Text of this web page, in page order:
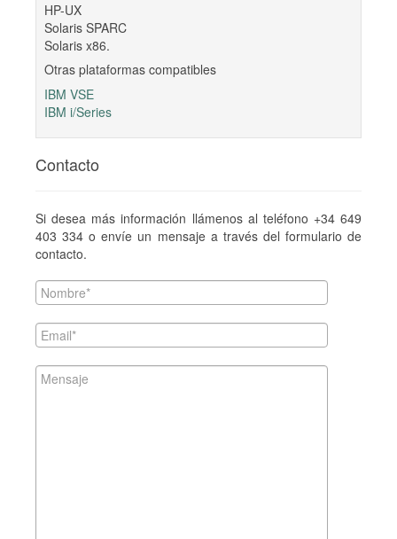
HP-UX
Solaris SPARC
Solaris x86.
Otras plataformas compatibles
IBM VSE
IBM i/Series
Contacto
Si desea más información llámenos al teléfono +34 649
403 334 o envíe un mensaje a través del formulario de
contacto.